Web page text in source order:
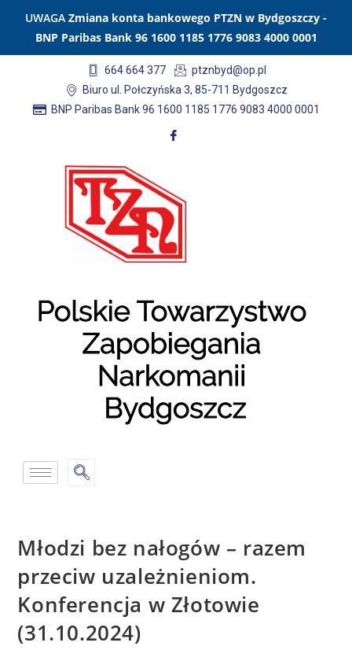
UWAGA Zmiana konta bankowego PTZN w Bydgoszczy -
BNP Paribas Bank 96 1600 1185 1776 9083 4000 0001
664 664 377
ptznbyd@op.pl
Biuro ul. Połczyńska 3, 85-711 Bydgoszcz
BNP Paribas Bank 96 1600 1185 1776 9083 4000 0001
Młodzi bez nałogów – razem
przeciw uzależnieniom.
Konferencja w Złotowie
(31.10.2024)